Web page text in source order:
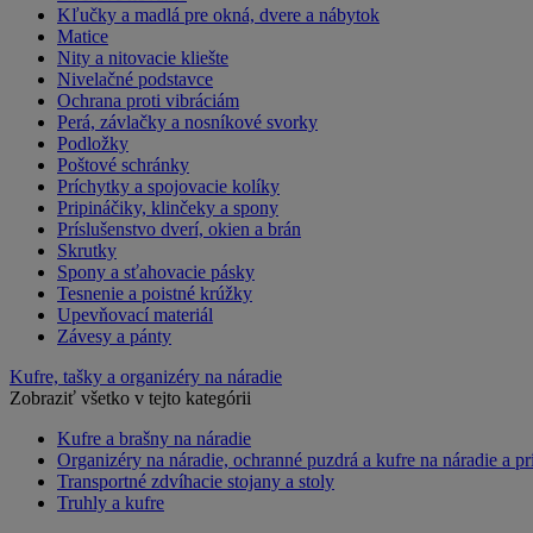
Kľučky a madlá pre okná, dvere a nábytok
Matice
Nity a nitovacie kliešte
Nivelačné podstavce
Ochrana proti vibráciám
Perá, závlačky a nosníkové svorky
Podložky
Poštové schránky
Príchytky a spojovacie kolíky
Pripináčiky, klinčeky a spony
Príslušenstvo dverí, okien a brán
Skrutky
Spony a sťahovacie pásky
Tesnenie a poistné krúžky
Upevňovací materiál
Závesy a pánty
Kufre, tašky a organizéry na náradie
Zobraziť všetko v tejto kategórii
Kufre a brašny na náradie
Organizéry na náradie, ochranné puzdrá a kufre na náradie a
Transportné zdvíhacie stojany a stoly
Truhly a kufre